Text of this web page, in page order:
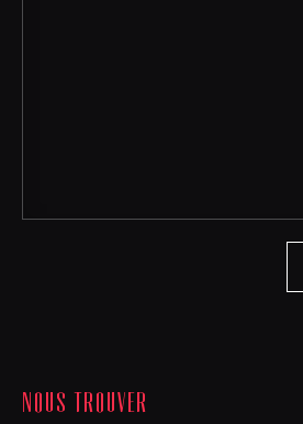
NOUS TROUVER